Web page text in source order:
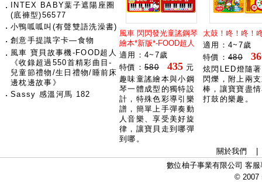
‧
INTEX BABY葉子遮陽座圈
(底褲型)56577
‧ 小鴨呱呱叫(有聲雙語洗澡書)
‧ 創意手提識字卡―食物
‧ 風車 寶貝故事機-FOOD超人
《收錄超過550首精彩曲目-
兒童節禮物/生日禮物/睡前床
邊枕邊故事》
‧ Sassy 感溫河馬 182
風車 閃閃發光童謠鋼琴
繪本*新版*-FOOD超人
適用：4~7歲
特價： 580 435 元
趣味童謠繪本與小鋼
琴一體成型的獨特設
計，特殊色彩導引樂
譜，簡單上手彈奏動
人音樂、享受美好旋
律，讓寶貝走到哪彈
到哪。
太鼓！咚！咚！
適用：4~7歲
特價： 480
炫閃LED燈隨
閃爍，附上兩
棒，讓寶寶盡
打鼓的樂趣。
關於我們
數位柚子事業有限公司 客
© 2007